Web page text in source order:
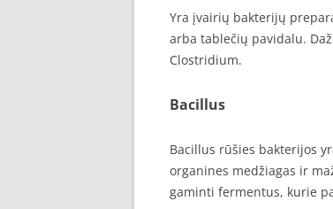
Yra įvairių bakterijų
arba tablečių pavidalu.
Clostridium.
Bacillus
Bacillus rūšies bakterijos
organines medžiagas ir
gaminti fermentus, kurie